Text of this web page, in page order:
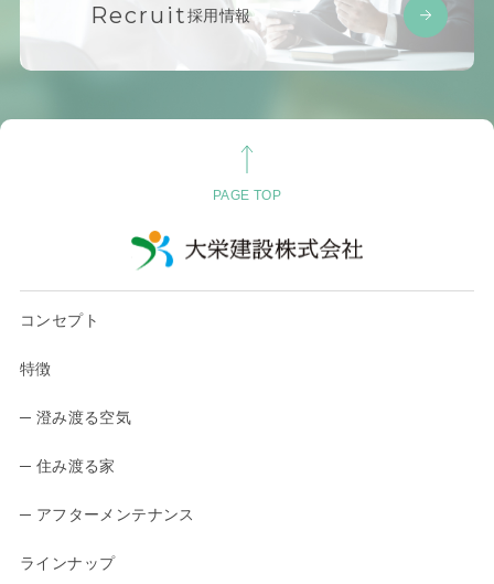
Recruit採用情報
PAGE TOP
コンセプト
特徴
─ 澄み渡る空気
─ 住み渡る家
─ アフターメンテナンス
ラインナップ